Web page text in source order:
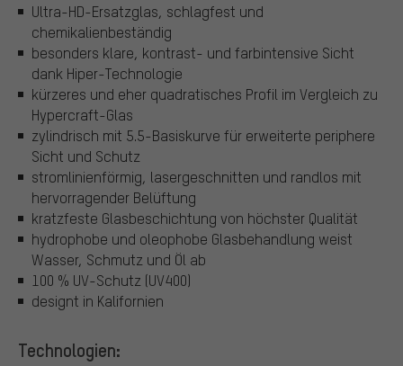
Ultra-HD-Ersatzglas, schlagfest und
chemikalienbeständig
besonders klare, kontrast- und farbintensive Sicht
dank Hiper-Technologie
kürzeres und eher quadratisches Profil im Vergleich zu
Hypercraft-Glas
zylindrisch mit 5.5-Basiskurve für erweiterte periphere
Sicht und Schutz
stromlinienförmig, lasergeschnitten und randlos mit
hervorragender Belüftung
kratzfeste Glasbeschichtung von höchster Qualität
hydrophobe und oleophobe Glasbehandlung weist
Wasser, Schmutz und Öl ab
100 % UV-Schutz (UV400)
designt in Kalifornien
Technologien: